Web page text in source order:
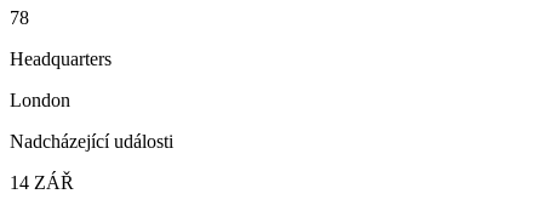
78
Headquarters
London
Nadcházející události
14 ZÁŘ